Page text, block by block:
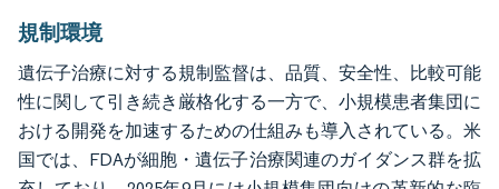
規制環境
遺伝子治療に対する規制監督は、品質、安全性、比較可能
性に関して引き続き厳格化する一方で、小規模患者集団に
おける開発を加速するための仕組みも導入されている。米
国では、FDAが細胞・遺伝子治療関連のガイダンス群を拡